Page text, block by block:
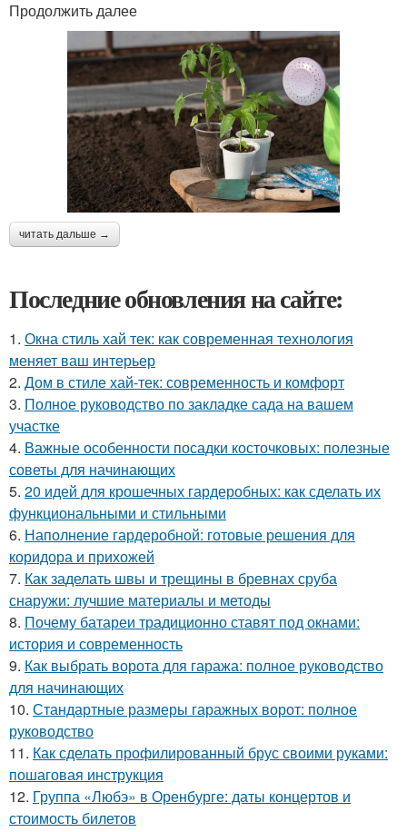
Продолжить далее
читать дальше →
Последние обновления на сайте:
1. Окна стиль хай тек: как современная технология
меняет ваш интерьер
2. Дом в стиле хай-тек: современность и комфорт
3. Полное руководство по закладке сада на вашем
участке
4. Важные особенности посадки косточковых: полезные
советы для начинающих
5. 20 идей для крошечных гардеробных: как сделать их
функциональными и стильными
6. Наполнение гардеробной: готовые решения для
коридора и прихожей
7. Как заделать швы и трещины в бревнах сруба
снаружи: лучшие материалы и методы
8. Почему батареи традиционно ставят под окнами:
история и современность
9. Как выбрать ворота для гаража: полное руководство
для начинающих
10. Стандартные размеры гаражных ворот: полное
руководство
11. Как сделать профилированный брус своими руками:
пошаговая инструкция
12. Группа «Любэ» в Оренбурге: даты концертов и
стоимость билетов